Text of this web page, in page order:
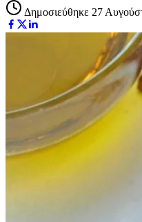
Δημοσιεύθηκε 27